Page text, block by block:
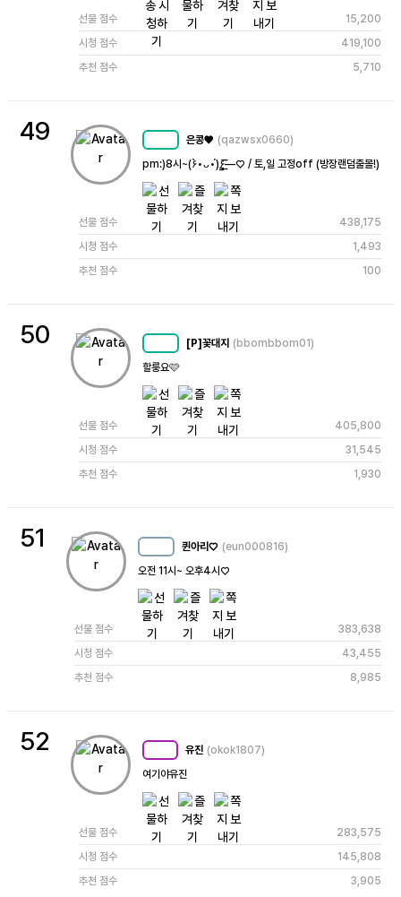
선물 점수
15,200
시청 점수
419,100
추천 점수
5,710
49 은콩♥ (qazwsx0660)
pm:)8시~(۶•̀ᴗ•́)۶—̳͟͞͞♡ / 토,일 고정off (방장랜덤출몰!)
선물 점수
438,175
시청 점수
1,493
추천 점수
100
50 [P]꽃대지 (bbombbom01)
할룽요🩷
선물 점수
405,800
시청 점수
31,545
추천 점수
1,930
51 퀸아리♡ (eun000816)
선물 점수
383,638
시청 점수
43,455
추천 점수
8,985
52 유진 (okok1807)
여기야유진
선물 점수
283,575
시청 점수
145,808
추천 점수
3,905